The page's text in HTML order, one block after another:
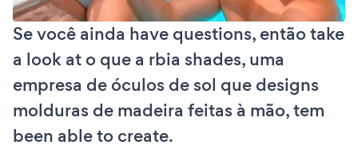
Se você ainda have questions, então take
a look at o que a rbia shades, uma
empresa de óculos de sol que designs
molduras de madeira feitas à mão, tem
been able to create.